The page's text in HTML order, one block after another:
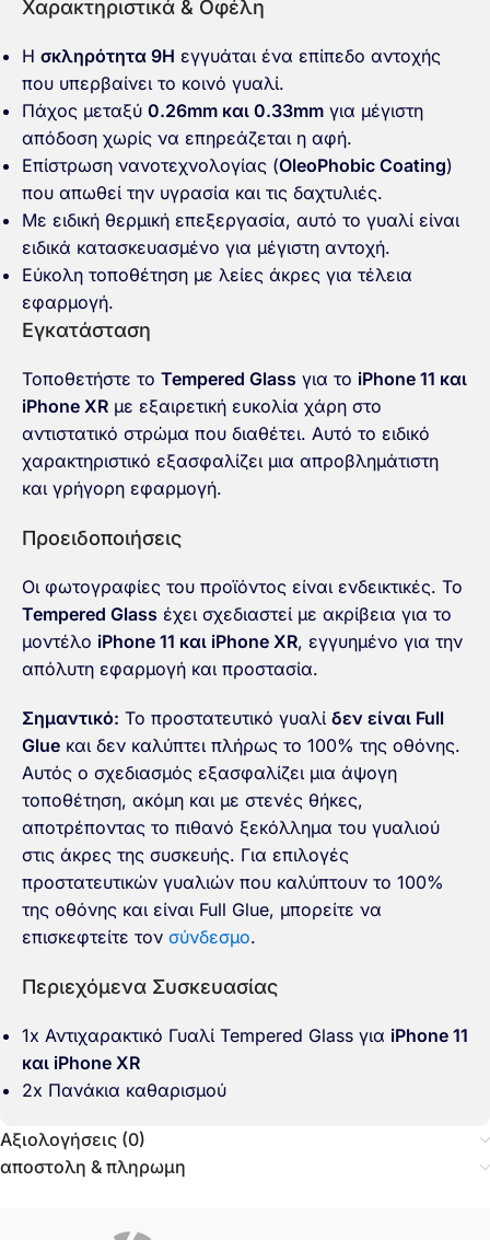
Χαρακτηριστικά & Οφέλη
Η σκληρότητα 9H εγγυάται ένα επίπεδο αντοχής
που υπερβαίνει το κοινό γυαλί.
Πάχος μεταξύ 0.26mm και 0.33mm για μέγιστη
απόδοση χωρίς να επηρεάζεται η αφή.
Επίστρωση νανοτεχνολογίας (OleoPhobic Coating)
που απωθεί την υγρασία και τις δαχτυλιές.
Με ειδική θερμική επεξεργασία, αυτό το γυαλί είναι
ειδικά κατασκευασμένο για μέγιστη αντοχή.
Εύκολη τοποθέτηση με λείες άκρες για τέλεια
εφαρμογή.
Εγκατάσταση
Τοποθετήστε το Tempered Glass για το iPhone 11 και
iPhone XR με εξαιρετική ευκολία χάρη στο
αντιστατικό στρώμα που διαθέτει. Αυτό το ειδικό
χαρακτηριστικό εξασφαλίζει μια απροβλημάτιστη
και γρήγορη εφαρμογή.
Προειδοποιήσεις
Οι φωτογραφίες του προϊόντος είναι ενδεικτικές. Το
Tempered Glass έχει σχεδιαστεί με ακρίβεια για το
μοντέλο iPhone 11 και iPhone XR, εγγυημένο για την
απόλυτη εφαρμογή και προστασία.
Σημαντικό: Το προστατευτικό γυαλί δεν είναι Full
Glue και δεν καλύπτει πλήρως το 100% της οθόνης.
Αυτός ο σχεδιασμός εξασφαλίζει μια άψογη
τοποθέτηση, ακόμη και με στενές θήκες,
αποτρέποντας το πιθανό ξεκόλλημα του γυαλιού
στις άκρες της συσκευής. Για επιλογές
προστατευτικών γυαλιών που καλύπτουν το 100%
της οθόνης και είναι Full Glue, μπορείτε να
επισκεφτείτε τον σύνδεσμο.
Περιεχόμενα Συσκευασίας
1x Αντιχαρακτικό Γυαλί Tempered Glass για iPhone 11
και iPhone XR
2x Πανάκια καθαρισμού
Αξιολογήσεις (0)
αποστολη & πληρωμη